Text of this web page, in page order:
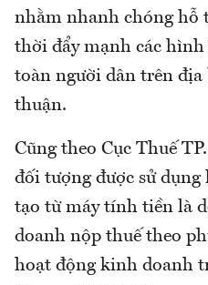
nhằm nhanh chóng hỗ
thời đẩy mạnh các
toàn người dân trên địa
thuận.
Cũng theo Cục Thuế
đối tượng được sử
tạo từ máy tính tiền là
doanh nộp thuế theo
hoạt động kinh doanh